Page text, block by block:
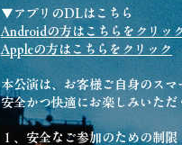
▼アプリのDLはこちら
Androidの方はこちらをクリッ
Appleの方はこちらをクリック
本公演は、お客様ご自身のス
安全かつ快適にお楽しみいただ
１、安全なご参加のための制